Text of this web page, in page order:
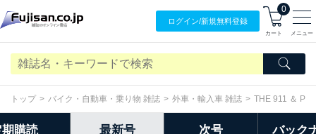
ログイン/新規無料登録
0
カート メニュー
トップ バイク・自動車・乗り物 雑誌 外車・輸入車 雑誌 THE 911 ＆
購読 最新号 次号 バック